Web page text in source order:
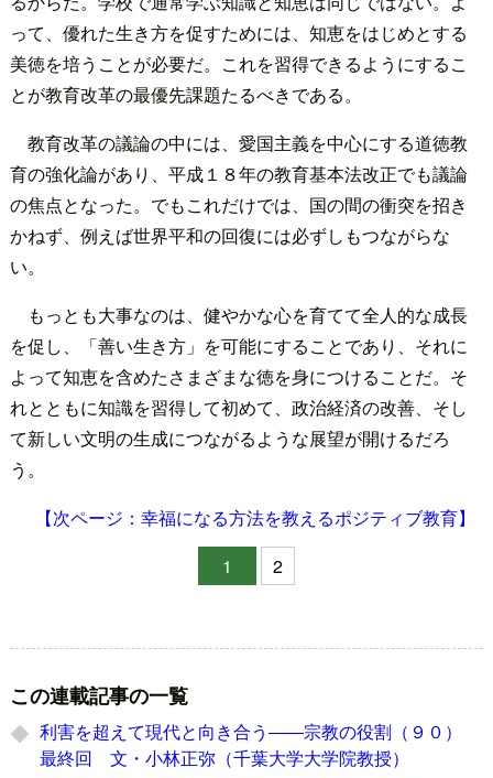
って、優れた生き方を促すためには、知恵をはじめとする
美徳を培うことが必要だ。これを習得できるようにするこ
とが教育改革の最優先課題たるべきである。
教育改革の議論の中には、愛国主義を中心にする道徳教
育の強化論があり、平成１８年の教育基本法改正でも議論
の焦点となった。でもこれだけでは、国の間の衝突を招き
かねず、例えば世界平和の回復には必ずしもつながらな
い。
もっとも大事なのは、健やかな心を育てて全人的な成長
を促し、「善い生き方」を可能にすることであり、それに
よって知恵を含めたさまざまな徳を身につけることだ。そ
れとともに知識を習得して初めて、政治経済の改善、そし
て新しい文明の生成につながるような展望が開けるだろ
う。
【次ページ：幸福になる方法を教えるポジティブ教育】
1
2
この連載記事の一覧
利害を超えて現代と向き合う――宗教の役割（９０）
最終回 文・小林正弥（千葉大学大学院教授）